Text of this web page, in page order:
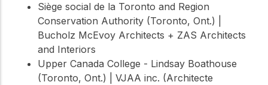
Siège social de la Toronto and Region
Conservation Authority (Toronto, Ont.) |
Bucholz McEvoy Architects + ZAS Architects
and Interiors
Upper Canada College - Lindsay Boathouse
(Toronto, Ont.) | VJAA inc. (Architecte